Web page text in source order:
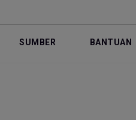
SUMBER BANTUAN